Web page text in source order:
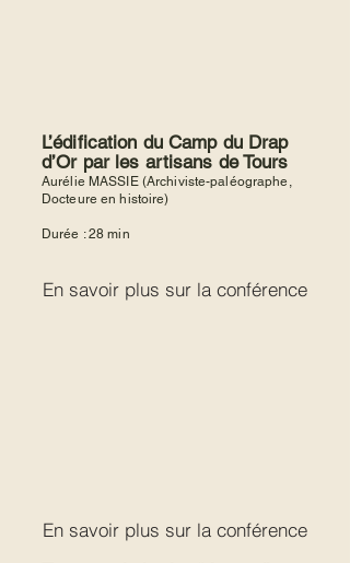
L’édification du Camp du Drap
d’Or par les artisans de Tours
Aurélie MASSIE (Archiviste-paléographe,
Docteure en histoire)
Durée : 28 min
En savoir plus sur la conférence
En savoir plus sur la conférence